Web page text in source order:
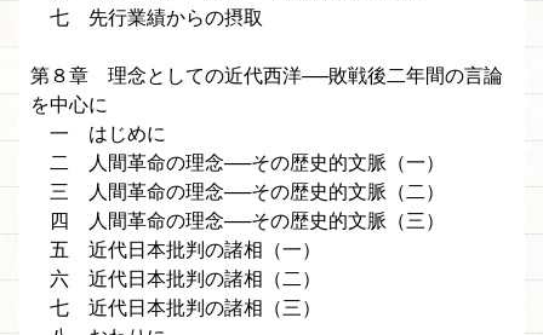
七 先行業績からの摂取
第８章 理念としての近代西洋──敗戦後二年間の言論
を中心に
一 はじめに
二 人間革命の理念──その歴史的文脈（一）
三 人間革命の理念──その歴史的文脈（二）
四 人間革命の理念──その歴史的文脈（三）
五 近代日本批判の諸相（一）
六 近代日本批判の諸相（二）
七 近代日本批判の諸相（三）